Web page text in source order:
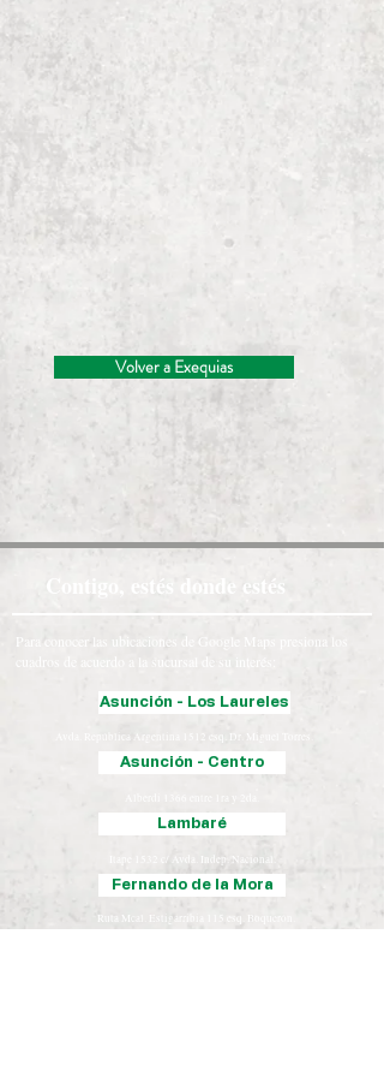
Volver a Exequias
Contigo, estés donde estés
Para conocer las ubicaciones de Google Maps presiona los
cuadros de acuerdo a la sucursal de su interés:
Asunción - Los Laureles
Avda. República Argentina 1512 esq. Dr. Miguel Torres.
Asunción - Centro
Lambaré
Itape 1532 c/ Avda. Indep. Nacional.
Fernando de la Mora
Ruta Mcal. Estigarribia 115 esq. Boquerón.